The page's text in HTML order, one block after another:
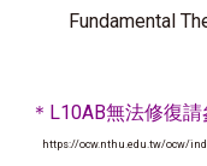
Fundamental
＊L10AB無法修復
https://ocw.nthu.edu.tw/ocw/